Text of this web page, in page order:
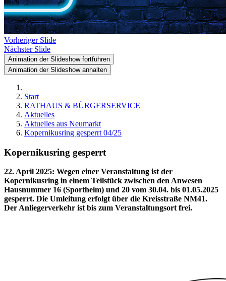
Vorheriger Slide
Nächster Slide
Animation der Slideshow fortführen
Animation der Slideshow anhalten
Start
RATHAUS & BÜRGERSERVICE
Aktuelles
Aktuelles aus Neumarkt
Kopernikusring gesperrt 04/25
Kopernikusring gesperrt
22. April 2025: Wegen einer Veranstaltung ist der
Kopernikusring in einem Teilstück zwischen den Anwesen
Hausnummer 16 (Sportheim) und 20 vom 30.04. bis 01.05.2025
gesperrt. Die Umleitung erfolgt über die Kreisstraße NM41.
Der Anliegerverkehr ist bis zum Veranstaltungsort frei.